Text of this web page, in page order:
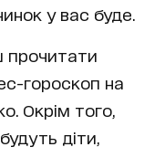
у вас буде.
гороскоп на
Окрім того,
діти,